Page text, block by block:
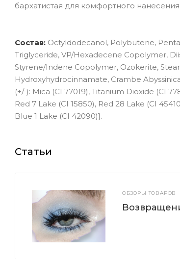
бархатистая для комфортного
Состав: Octyldodecanol, Polybutene,
Triglyceride, VP/Hexadecene Copolymer,
Styrene/Indene Copolymer, Ozokerite,
Hydroxyhydrocinnamate, Crambe
(+/-): Mica (CI 77019), Titanium Dioxide (CI
Red 7 Lake (CI 15850), Red 28 Lake (CI
Blue 1 Lake (CI 42090)].
Статьи
ОБЗОРЫ ТОВАРОВ